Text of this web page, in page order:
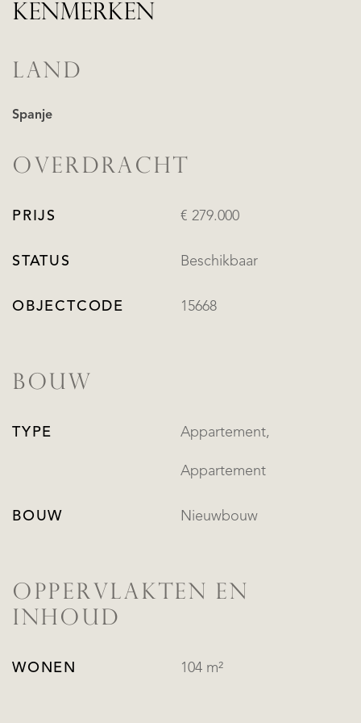
KENMERKEN
LAND
Spanje
OVERDRACHT
PRIJS € 279.000
STATUS Beschikbaar
OBJECTCODE 15668
BOUW
TYPE Appartement,
Appartement
BOUW Nieuwbouw
OPPERVLAKTEN EN
INHOUD
WONEN 104 m²